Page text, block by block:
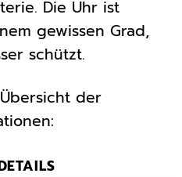
Die Uhr ist
gewissen Grad,
schützt.
der